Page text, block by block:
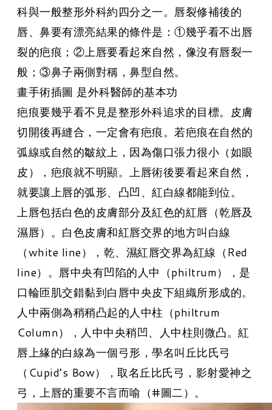
科與一般整形外科約四分之一。唇裂修補後的
唇、鼻要有漂亮結果的條件是：①幾乎看不出唇
裂的疤痕；②上唇要看起來自然，像沒有唇裂一
般；③鼻子兩側對稱，鼻型自然。
畫手術插圖 是外科醫師的基本功
疤痕要幾乎看不見是整形外科追求的目標。皮膚
切開後再縫合，一定會有疤痕。若疤痕在自然的
弧線或自然的皺紋上，因為傷口張力很小（如眼
皮），疤痕就不明顯。上唇術後要看起來自然，
就要讓上唇的弧形、凸凹、紅白線都能到位。
上唇包括白色的皮膚部分及紅色的紅唇（乾唇及
濕唇）。白色皮膚和紅唇交界的地方叫白線
（white line），乾、濕紅唇交界為紅線（Red
line）。唇中央有凹陷的人中（philtrum），是
口輪匝肌交錯黏到白唇中央皮下組織所形成的。
人中兩側為稍稍凸起的人中柱（philtrum
Column），人中中央稍凹、人中柱則微凸。紅
唇上緣的白線為一個弓形，學名叫丘比氏弓
（Cupid’s Bow），取名丘比氏弓，影射愛神之
弓，上唇的重要不言而喻（#圖二）。